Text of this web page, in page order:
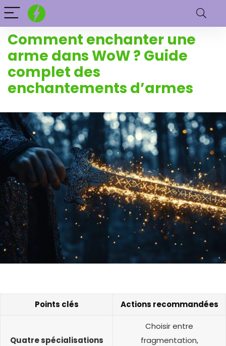
Comment enchanter une
arme dans WoW ? Guide
complet des
enchantements d’armes
Points clés Actions recommandées
Quatre spécialisations
Choisir entre
fragmentation,